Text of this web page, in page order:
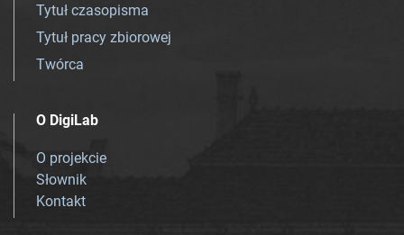
Tytuł czasopisma
Tytuł pracy zbiorowej
Twórca
O DigiLab
O projekcie
Słownik
Kontakt